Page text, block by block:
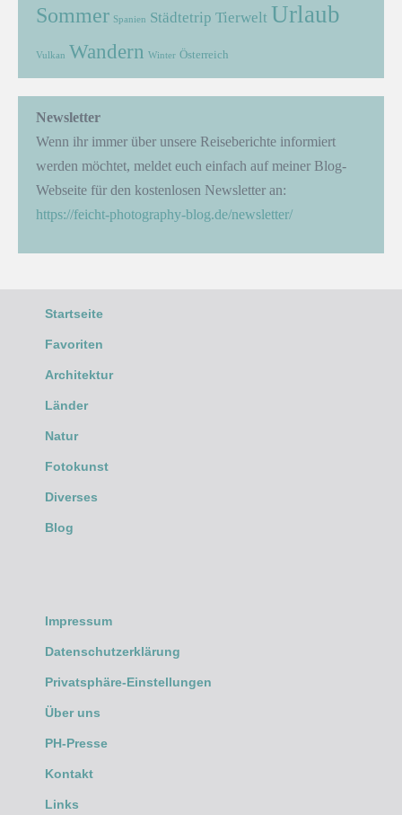
Sommer Spanien Städtetrip Tierwelt Urlaub
Vulkan Wandern Winter Österreich
Newsletter
Wenn ihr immer über unsere Reiseberichte informiert
werden möchtet, meldet euch einfach auf meiner Blog-
Webseite für den kostenlosen Newsletter an:
https://feicht-photography-blog.de/newsletter/
Startseite
Favoriten
Architektur
Länder
Natur
Fotokunst
Diverses
Blog
Impressum
Datenschutzerklärung
Privatsphäre-Einstellungen
Über uns
PH-Presse
Kontakt
Links